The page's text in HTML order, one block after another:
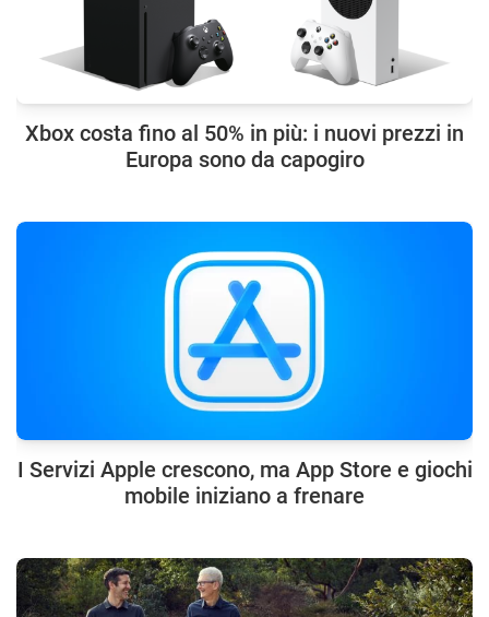
Xbox costa fino al 50% in più: i nuovi prezzi in
Europa sono da capogiro
I Servizi Apple crescono, ma App Store e giochi
mobile iniziano a frenare